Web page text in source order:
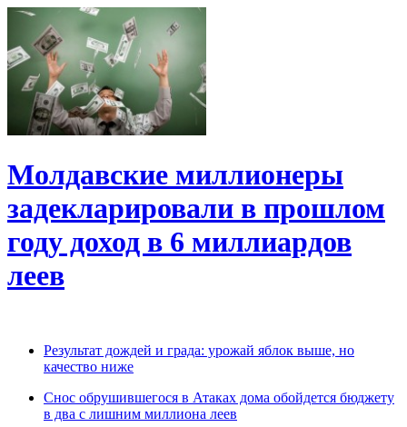
Молдавские миллионеры
задекларировали в прошлом
году доход в 6 миллиардов
леев
Результат дождей и града: урожай яблок выше, но
качество ниже
Снос обрушившегося в Атаках дома обойдется бюджету
в два с лишним миллиона леев